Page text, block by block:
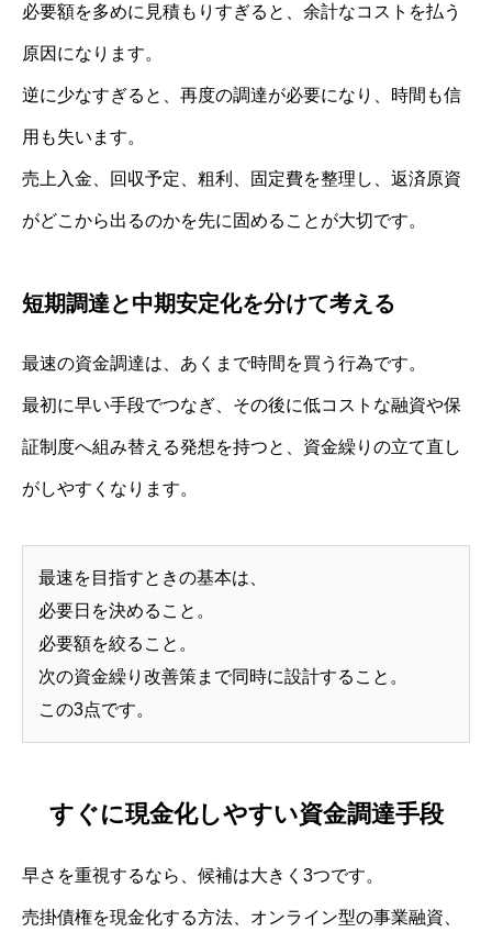
必要額を多めに見積もりすぎると、余計なコストを払う
原因になります。
逆に少なすぎると、再度の調達が必要になり、時間も信
用も失います。
売上入金、回収予定、粗利、固定費を整理し、返済原資
がどこから出るのかを先に固めることが大切です。
短期調達と中期安定化を分けて考える
最速の資金調達は、あくまで時間を買う行為です。
最初に早い手段でつなぎ、その後に低コストな融資や保
証制度へ組み替える発想を持つと、資金繰りの立て直し
がしやすくなります。
最速を目指すときの基本は、
必要日を決めること。
必要額を絞ること。
次の資金繰り改善策まで同時に設計すること。
この3点です。
すぐに現金化しやすい資金調達手段
早さを重視するなら、候補は大きく3つです。
売掛債権を現金化する方法、オンライン型の事業融資、